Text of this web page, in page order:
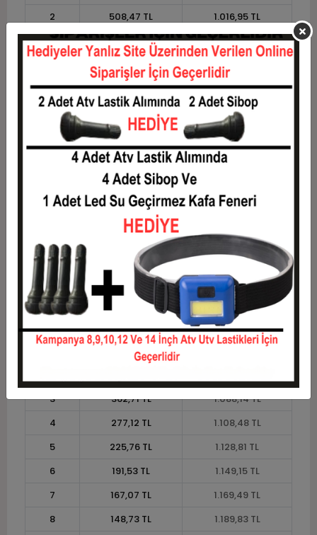
2
508,47 TL
1.016,95 TL
3
362,71 TL
1.088,14 TL
4
277,12 TL
1.108,48 TL
5
225,76 TL
1.128,81 TL
1.149,15 TL
167,07 TL
1.169,49 TL
148,73 TL
1.189,83 TL
134,46 TL
10
123,05 TL
1.230,51 TL
112,79 TL
1.240,68 TL
12
105,08 TL 1.261,02 TL
Taksit Taksit Tutarı
Toplam Tutar
1.016,95 TL
3
362,71 TL
1.088,14 TL
4
277,12 TL
1.108,48 TL
5
225,76 TL
1.128,81 TL
6
191,53 TL
1.149,15 TL
7
167,07 TL
1.169,49 TL
8
148,73 TL
1.189,83 TL